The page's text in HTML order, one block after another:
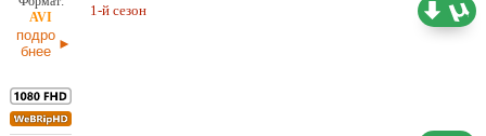
подро
бнее
1-й сезон